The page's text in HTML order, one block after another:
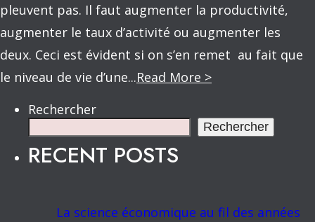
pleuvent pas. Il faut augmenter la productivité,
augmenter le taux d’activité ou augmenter les
deux. Ceci est évident si on s’en remet au fait que
le niveau de vie d’une...Read More >
Rechercher
Rechercher
RECENT POSTS
La science économique au fil des années